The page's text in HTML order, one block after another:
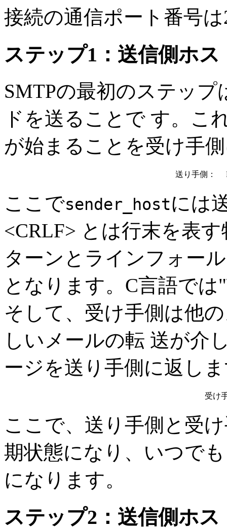
接続の通信ポート番号
ステップ1：送信側ホ
SMTPの最初のステップ
ドを送ることで す。こ
が始まることを受け手
送り手側：
ここでsender_hostには
<CRLF> とは行末を表
ターンとラインフォー
となります。C言語で
そして、受け手側は他
しいメールの転 送が介
ージを送り手側に返し
受け
ここで、送り手側と受
期状態になり、いつで
になります。
ステップ2：送信側ホ